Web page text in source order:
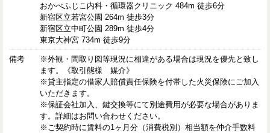
おかべふじこ内科・循環器クリニック 484m 徒歩6分
新宿区立若宮公園 264m 徒歩3分
新宿区立中町公園 289m 徒歩4分
東京大神宮 734m 徒歩9分
備考
※外観・間取り図等現況に相違がある場合は現況を優先と致し
ます。《取引態様 媒介》
※貸主指定の借家人賠償責任保険を付帯した火災保険にご加入
いただきます。
※保証会社加入、鍵交換等にて別途費用が必要な場合がありま
す。詳細はお問い合わせください。
※ご契約時に賃料の1ヶ月分（消費税別）相当額を仲介手数料